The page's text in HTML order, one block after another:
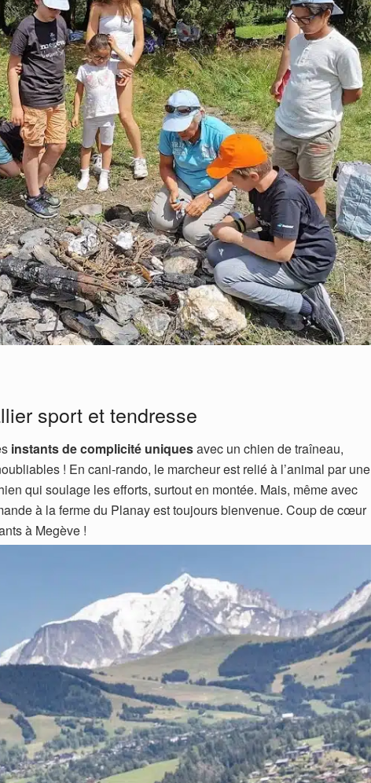
sport et tendresse
instants de complicité uniquesavec un chien de traîneau,
! En cani-rando, le marcheur est relié à l’animal par une
qui soulage les efforts, surtout en montée. Mais, même avec
à la ferme du Planay est toujours bienvenue. Coup de cœur
à Megève !